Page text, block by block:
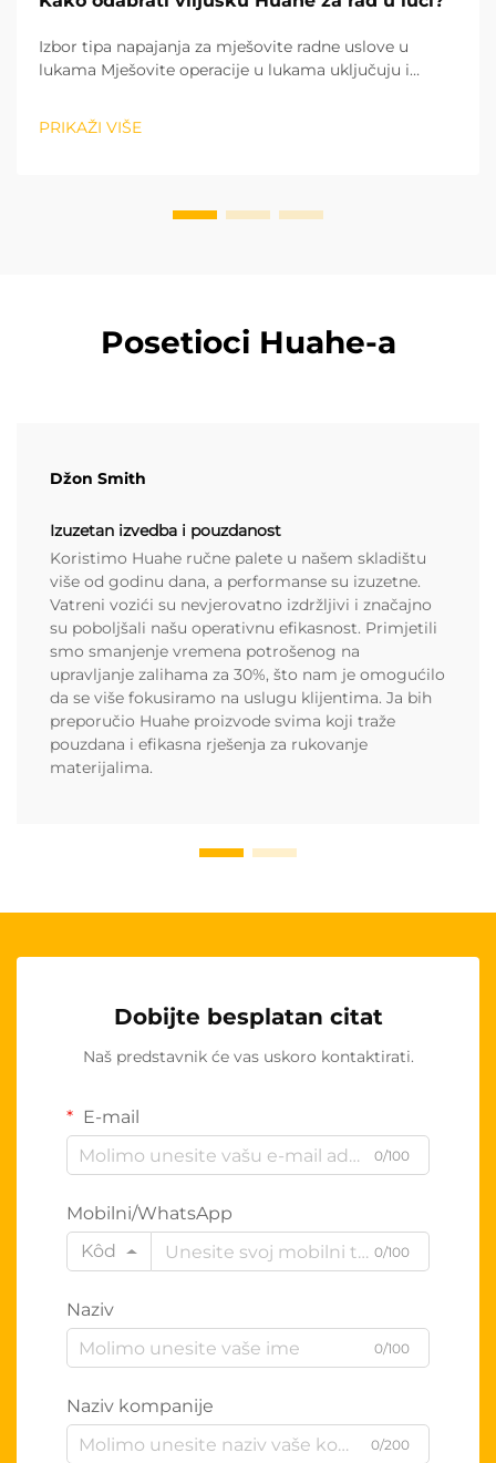
Izbor tipa napajanja za mješovite radne uslove u
lukama Mješovite operacije u lukama uključuju i
utovar i istovar tereta na otvorenom dvorištu. To čini
tip snage prvim faktorom prilikom izbora viljuškara....
PRIKAŽI VIŠE
Posetioci Huahe-a
Džon Smith
Izuzetan izvedba i pouzdanost
Koristimo Huahe ručne palete u našem skladištu
više od godinu dana, a performanse su izuzetne.
Vatreni vozići su nevjerovatno izdržljivi i značajno
su poboljšali našu operativnu efikasnost. Primjetili
smo smanjenje vremena potrošenog na
upravljanje zalihama za 30%, što nam je omogućilo
da se više fokusiramo na uslugu klijentima. Ja bih
preporučio Huahe proizvode svima koji traže
pouzdana i efikasna rješenja za rukovanje
materijalima.
Dobijte besplatan citat
Naš predstavnik će vas uskoro kontaktirati.
E-mail
0/100
Mobilni/WhatsApp
Kôd
0/100
Naziv
0/100
Naziv kompanije
0/200